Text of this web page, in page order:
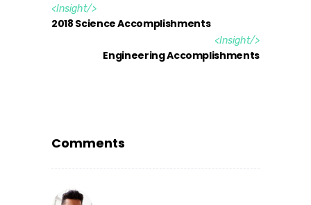
<Insight/>
2018 Science Accomplishments
<Insight/>
Engineering Accomplishments
Comments